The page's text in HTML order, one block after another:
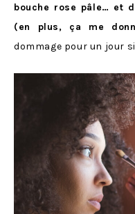
bouche rose pâle… et
(en plus, ça me
dommage pour un jour